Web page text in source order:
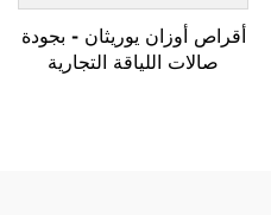
أقراص أوزان يوريثان - بجودة
صالات اللياقة التجارية